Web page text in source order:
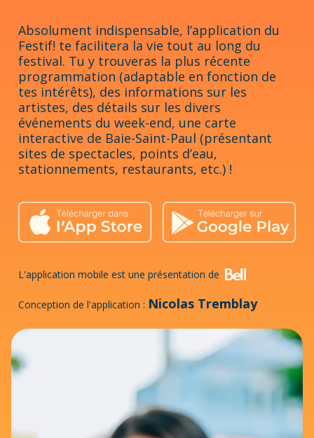
Absolument indispensable, l’application du
Festif! te facilitera la vie tout au long du
festival. Tu y trouveras la plus récente
programmation (adaptable en fonction de
tes intérêts), des informations sur les
artistes, des détails sur les divers
événements du week-end, une carte
interactive de Baie-Saint-Paul (présentant
sites de spectacles, points d’eau,
stationnements, restaurants, etc.) !
L'application mobile est une présentation de
Conception de l'application : Nicolas Tremblay